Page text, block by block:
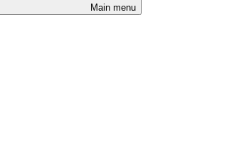
Main menu